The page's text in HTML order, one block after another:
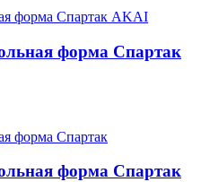
форма Спартак
форма Спартак